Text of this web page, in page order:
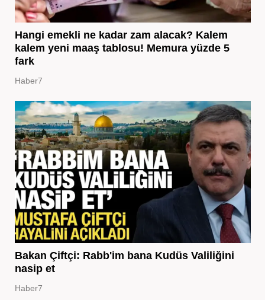
Hangi emekli ne kadar zam alacak? Kalem
kalem yeni maaş tablosu! Memura yüzde 5
fark
Haber7
Bakan Çiftçi: Rabb'im bana Kudüs Valiliğini
nasip et
Haber7